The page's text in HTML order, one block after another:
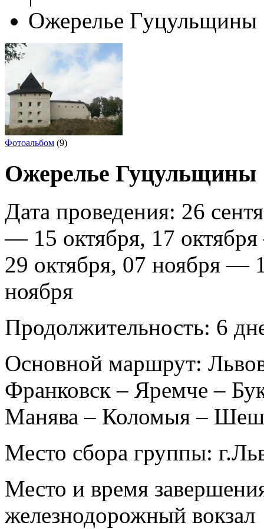
Ожерелье Гуцульщины
Фотоальбом (9)
Ожерелье Гуцульщины
Дата проведения: 26
— 15 октября, 17
29 октября, 07 ноября —
ноября
Продолжительность: 6
Основной маршрут:
Франковск – Яремче –
Манява – Коломыя –
Место сбора группы:
Место и время
железнодорожный вокзал